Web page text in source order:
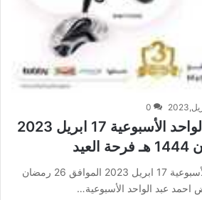
0
عروض احمد عبد الواحد الأسبوعية 17 ابريل 2023
عروض احمد عبد الواحد الأسبوعية 17 ابريل 2023 الموافق 26 رمضان